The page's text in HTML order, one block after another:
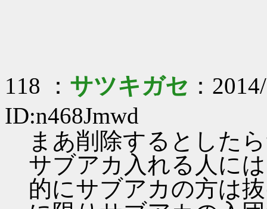
118 ： サツキガセ ：
ID:n468Jmwd
まあ削除するとした
サブアカ入れる人に
的にサブアカの方は